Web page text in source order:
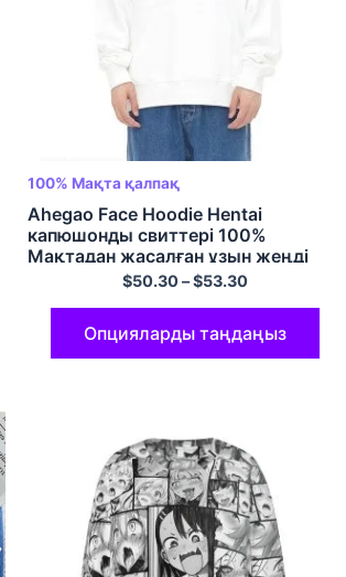
100% Мақта қалпақ
Ahegao Face Hoodie Hentai
капюшонды свиттері 100%
Мақтадан жасалған ұзын жеңді
пуловер көп түсті
$50.30–$53.30
Опцияларды таңдаңыз